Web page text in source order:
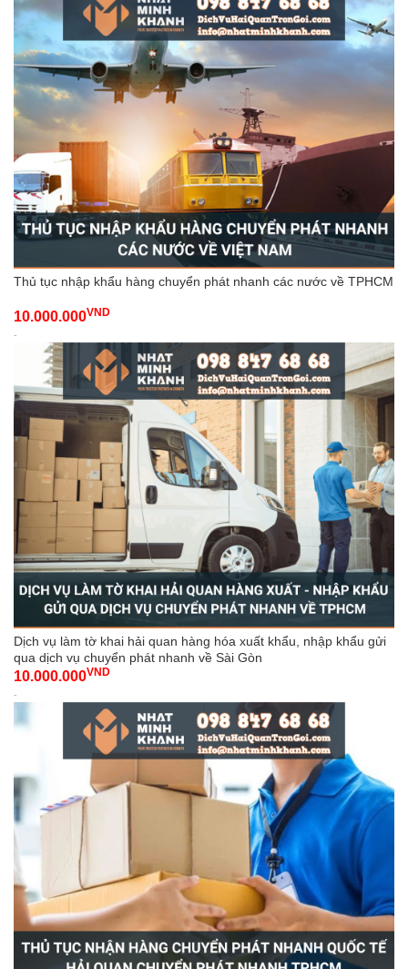
Thủ tục nhập khẩu hàng chuyển phát nhanh các nước về TPHCM
10.000.000VND
-
Dịch vụ làm tờ khai hải quan hàng hóa xuất khẩu, nhập khẩu gửi
qua dịch vụ chuyển phát nhanh về Sài Gòn
10.000.000VND
-